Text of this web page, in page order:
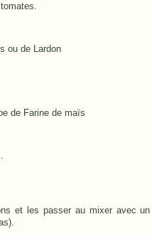
ou de Lardon
de Farine de maïs
et les passer au mixer avec